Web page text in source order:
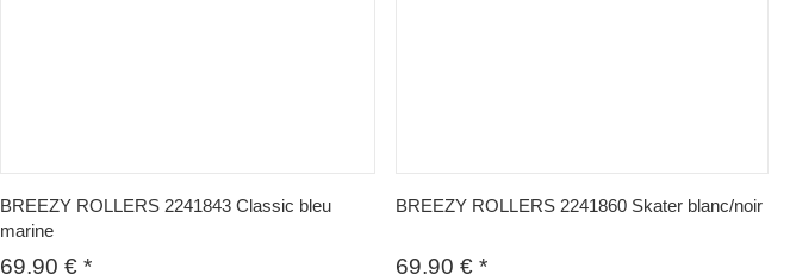
BREEZY ROLLERS 2241843 Classic bleu
marine
69,90 € *
BREEZY ROLLERS 2241860 Skater blanc/noir
69,90 €*